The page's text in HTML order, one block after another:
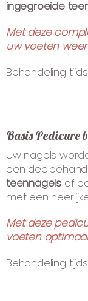
ingegroeide
Met deze
uw voeten
Behandeling
Basis Pedicure
Uw nagels
een
teennagels of
met een
Met deze
voeten
Behandeling